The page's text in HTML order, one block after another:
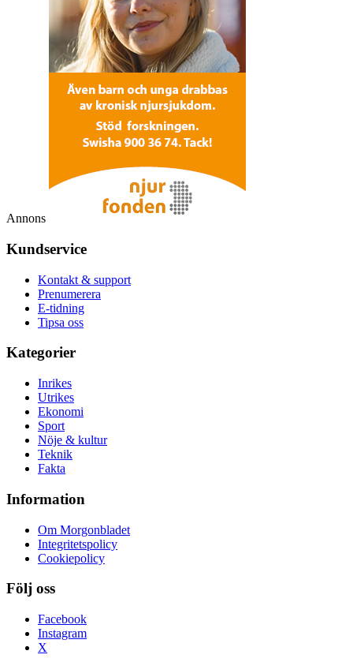
Annons
Kundservice
Kontakt & support
Prenumerera
E-tidning
Tipsa oss
Kategorier
Inrikes
Utrikes
Ekonomi
Sport
Nöje & kultur
Teknik
Fakta
Information
Om Morgonbladet
Integritetspolicy
Cookiepolicy
Följ oss
Facebook
Instagram
X